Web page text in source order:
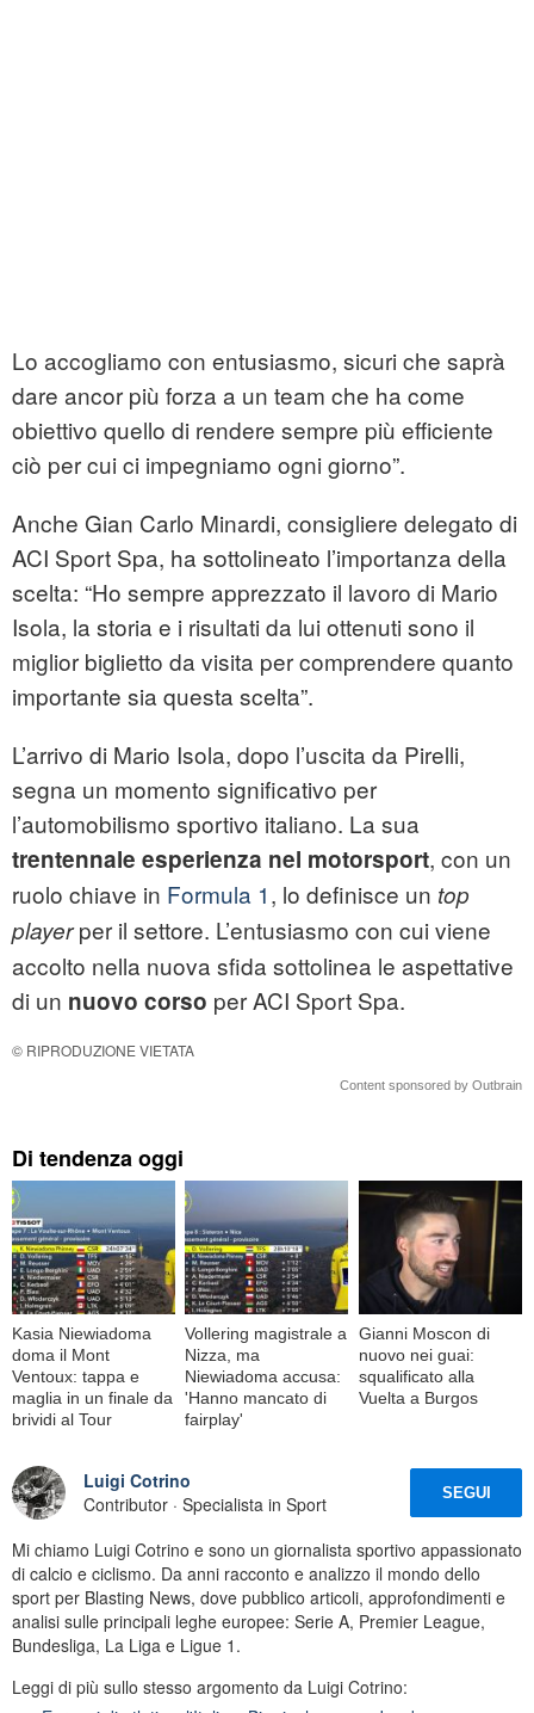
Lo accogliamo con entusiasmo, sicuri che saprà
dare ancor più forza a un team che ha come
obiettivo quello di rendere sempre più efficiente
ciò per cui ci impegniamo ogni giorno”.
Anche Gian Carlo Minardi, consigliere delegato di
ACI Sport Spa, ha sottolineato l’importanza della
scelta: “Ho sempre apprezzato il lavoro di Mario
Isola, la storia e i risultati da lui ottenuti sono il
miglior biglietto da visita per comprendere quanto
importante sia questa scelta”.
L’arrivo di Mario Isola, dopo l’uscita da Pirelli,
segna un momento significativo per
l’automobilismo sportivo italiano. La sua
trentennale esperienza nel motorsport, con un
ruolo chiave in Formula 1, lo definisce un top
playerper il settore. L’entusiasmo con cui viene
accolto nella nuova sfida sottolinea le aspettative
di un nuovo corso per ACI Sport Spa.
© RIPRODUZIONE VIETATA
Content sponsored by Outbrain
Di tendenza oggi
Kasia Niewiadoma
doma il Mont
Ventoux: tappa e
maglia in un finale da
brividi al Tour
Vollering magistrale a
Nizza, ma
Niewiadoma accusa:
'Hanno mancato di
fairplay'
Gianni Moscon di
nuovo nei guai:
squalificato alla
Vuelta a Burgos
Luigi Cotrino
Contributor · Specialista in Sport
SEGUI
Mi chiamo Luigi Cotrino e sono un giornalista sportivo appassionato
di calcio e ciclismo. Da anni racconto e analizzo il mondo dello
sport per Blasting News, dove pubblico articoli, approfondimenti e
analisi sulle principali leghe europee: Serie A, Premier League,
Bundesliga, La Liga e Ligue 1.
Leggi di più sullo stesso argomento da Luigi Cotrino: